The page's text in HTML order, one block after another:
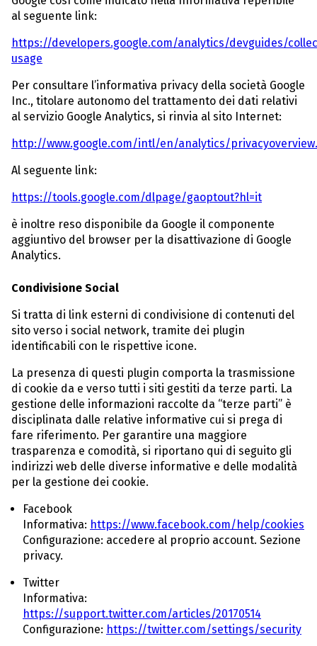
al seguente link:
https://developers.google.com/analytics/devguides/
usage
Per consultare l’informativa privacy della società Google
Inc., titolare autonomo del trattamento dei dati relativi
al servizio Google Analytics, si rinvia al sito Internet:
http://www.google.com/intl/en/analytics/
Al seguente link:
https://tools.google.com/dlpage/gaoptout?hl=it
è inoltre reso disponibile da Google il componente
aggiuntivo del browser per la disattivazione di Google
Analytics.
Condivisione Social
Si tratta di link esterni di condivisione di contenuti del
sito verso i social network, tramite dei plugin
identificabili con le rispettive icone.
La presenza di questi plugin comporta la trasmissione
di cookie da e verso tutti i siti gestiti da terze parti. La
gestione delle informazioni raccolte da “terze parti” è
disciplinata dalle relative informative cui si prega di
fare riferimento. Per garantire una maggiore
trasparenza e comodità, si riportano qui di seguito gli
indirizzi web delle diverse informative e delle modalità
per la gestione dei cookie.
Facebook
Informativa: https://www.facebook.com/help/cookies
Configurazione: accedere al proprio account. Sezione
privacy.
Twitter
Informativa:
https://support.twitter.com/articles/20170514
Configurazione: https://twitter.com/settings/security